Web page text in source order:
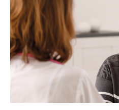
We offer support for our
Mon - Fri 8:00am - 5:00pm
Get in touch
Cybersteel Inc.
376-293 City Road,
San Francisco, CA 94102